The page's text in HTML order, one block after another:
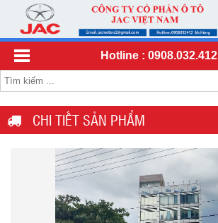
Hotline : 0908.032.412
CHI TIẾT SẢN PHẨM